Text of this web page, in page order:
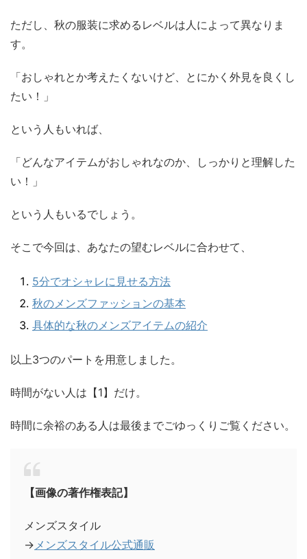
ただし、秋の服装に求めるレベルは人によって異なりま
す。
「おしゃれとか考えたくないけど、とにかく外見を良くし
たい！」
という人もいれば、
「どんなアイテムがおしゃれなのか、しっかりと理解した
い！」
という人もいるでしょう。
そこで今回は、あなたの望むレベルに合わせて、
5分でオシャレに見せる方法
秋のメンズファッションの基本
具体的な秋のメンズアイテムの紹介
以上3つのパートを用意しました。
時間がない人は【1】だけ。
時間に余裕のある人は最後までごゆっくりご覧ください。
【画像の著作権表記】
メンズスタイル
→メンズスタイル公式通販